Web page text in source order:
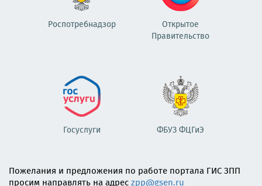
Роспотребнадзор
Открытое
Правительство
Госуслуги ФБУЗ ФЦГиЭ
Пожелания и предложения по работе портала ГИС ЗПП
просим направлять на адресzpp@gsen.ru